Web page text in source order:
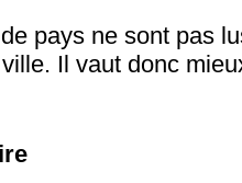
pays ne sont pas
Il vaut donc